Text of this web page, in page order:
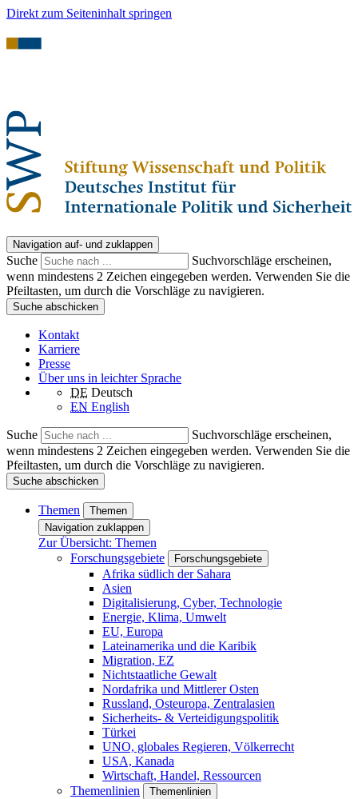
Direkt zum Seiteninhalt springen
Navigation auf- und zuklappen
Suche
Suchvorschläge erscheinen,
wenn mindestens 2 Zeichen eingegeben werden. Verwenden Sie die
Pfeiltasten, um durch die Vorschläge zu navigieren.
Suche abschicken
Kontakt
Karriere
Presse
Über uns in leichter Sprache
DE Deutsch
EN English
Suche
Suchvorschläge erscheinen,
wenn mindestens 2 Zeichen eingegeben werden. Verwenden Sie die
Pfeiltasten, um durch die Vorschläge zu navigieren.
Suche abschicken
Themen
Themen
Navigation zuklappen
Zur Übersicht: Themen
Forschungsgebiete
Forschungsgebiete
Afrika südlich der Sahara
Asien
Digitalisierung, Cyber, Technologie
Energie, Klima, Umwelt
EU, Europa
Lateinamerika und die Karibik
Migration, EZ
Nichtstaatliche Gewalt
Nordafrika und Mittlerer Osten
Russland, Osteuropa, Zentralasien
Sicherheits- & Verteidigungspolitik
Türkei
UNO, globales Regieren, Völkerrecht
USA, Kanada
Wirtschaft, Handel, Ressourcen
Themenlinien
Themenlinien